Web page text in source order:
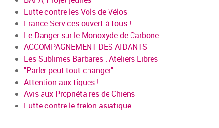
Lutte contre les Vols de Vélos
France Services ouvert à tous !
Le Danger sur le Monoxyde de Carbone
ACCOMPAGNEMENT DES AIDANTS
Les Sublimes Barbares : Ateliers Libres
"Parler peut tout changer"
Attention aux tiques !
Avis aux Propriétaires de Chiens
Lutte contre le frelon asiatique